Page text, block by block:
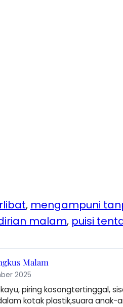
, mengampuni
malam, puisi
Malam
2025
piring kosongtertinggal,
kotak plastik,suara anak-